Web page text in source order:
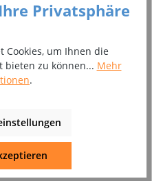
den gewünschten
Privatsphäre
Cookies, um Ihnen die
bieten zu können... Mehr
.